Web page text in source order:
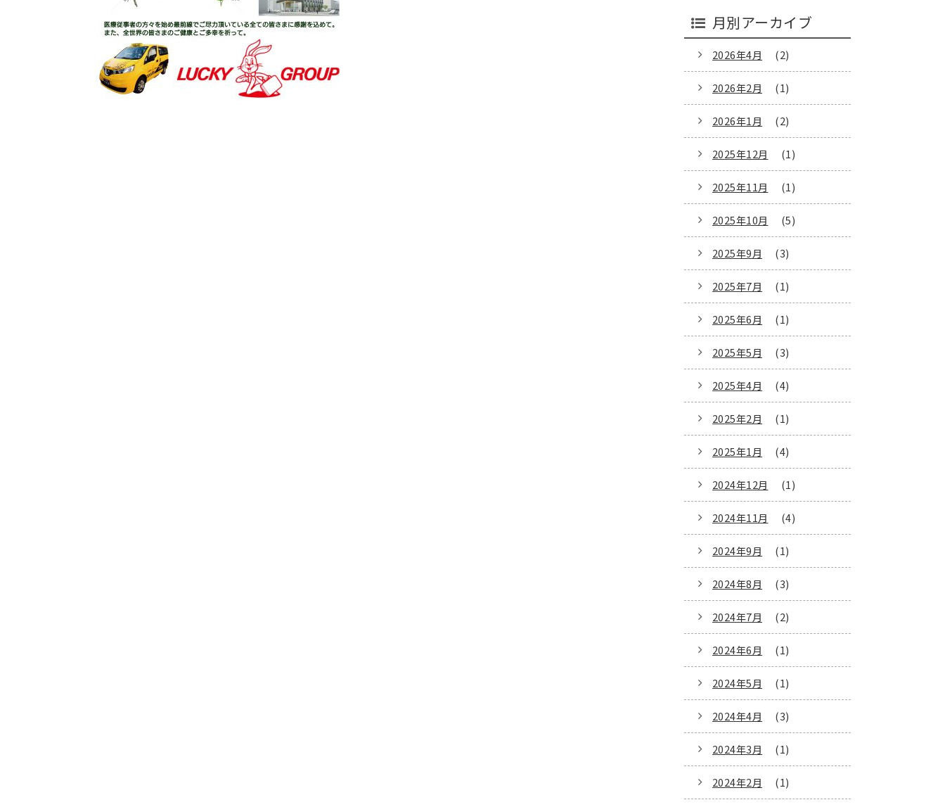
月別アーカイブ
2026年4月 (2)
2026年2月 (1)
2026年1月 (2)
2025年12月 (1)
2025年11月 (1)
2025年10月 (5)
2025年9月 (3)
2025年7月 (1)
2025年6月 (1)
2025年5月 (3)
2025年4月 (4)
2025年2月 (1)
2025年1月 (4)
2024年12月 (1)
2024年11月 (4)
2024年9月 (1)
2024年8月 (3)
2024年7月 (2)
2024年6月 (1)
2024年5月 (1)
2024年4月 (3)
2024年3月 (1)
2024年2月 (1)